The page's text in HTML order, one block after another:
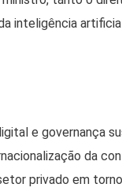
inteligência
e governança
da
privado em